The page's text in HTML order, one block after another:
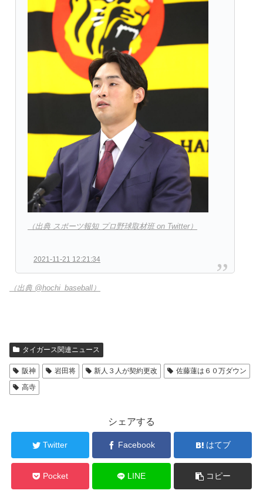
（出典 スポーツ報知 プロ野球取材班 on Twitter）
2021-11-21 12:21:34
（出典 @hochi_baseball）
タイガース関連ニュース
阪神 岩田将 新人３人が契約更改
佐藤蓮は６０万ダウン
高寺
シェアする
Twitter Facebook はてブ
Pocket LINE コピー